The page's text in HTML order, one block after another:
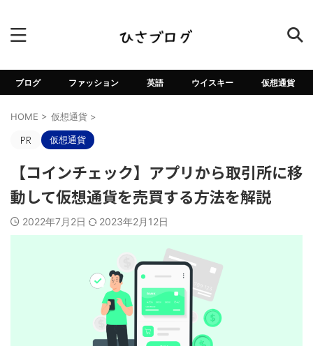
ブログ ファッション 英語 ウイスキー 仮想通貨
HOME > 仮想通貨 >
仮想通貨
【コインチェック】アプリから取引所に移
動して仮想通貨を売買する方法を解説
2022年7月2日 2023年2月12日